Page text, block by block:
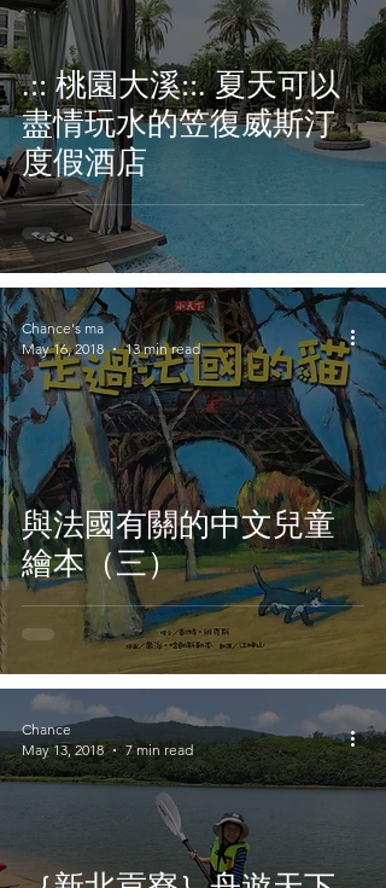
.:: 桃園大溪::. 夏天可以
盡情玩水的笠復威斯汀
度假酒店
與法國有關的中文兒童
繪本（三）
Chance's ma
May 16, 2018
13 min read
Chance
May 13, 2018
7 min read